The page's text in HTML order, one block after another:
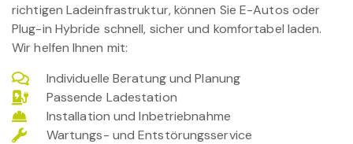
richtigen Ladeinfrastruktur, können Sie E-Autos oder
Plug-in Hybride schnell, sicher und komfortabel laden.
Wir helfen Ihnen mit:
Individuelle Beratung und Planung
Passende Ladestation
Installation und Inbetriebnahme
Wartungs- und Entstörungsservice